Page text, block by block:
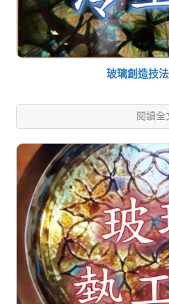
玻璃創造技
閱讀全